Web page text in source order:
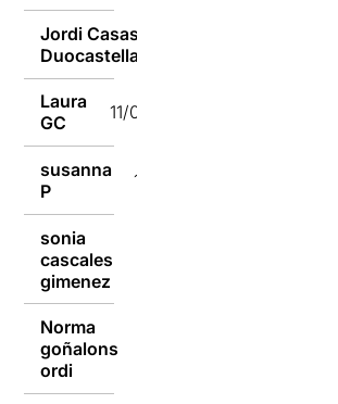
Jordi Casas
Duocastella
Laura
GC
11/09/2018
susanna
P
11/09/2018
sonia
cascales
gimenez
Norma
goñalons
ordi